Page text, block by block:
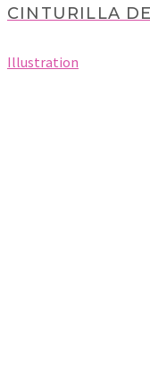
CINTURILLA
Illustration